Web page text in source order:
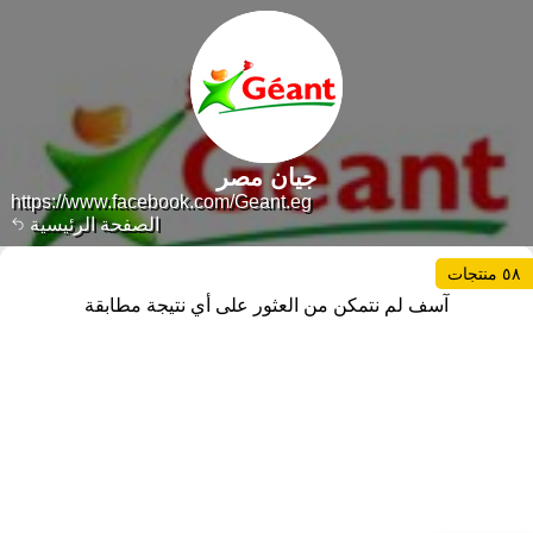
الصفحة الرئيسية
https://www.facebook.com/Geant.eg
جيان مصر
٥٨ منتجات
آسف لم نتمكن من العثور على أي نتيجة مطابقة